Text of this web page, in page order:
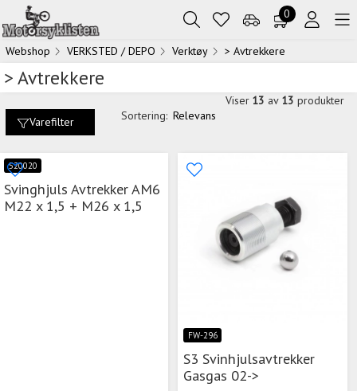
0
Webshop VERKSTED / DEPO Verktøy > Avtrekkere
> Avtrekkere
Varefilter Sortering: Relevans
Viser 13 av 13 produkter
520020
Svinghjuls Avtrekker AM6
M22 x 1,5 + M26 x 1,5
FW-296
S3 Svinhjulsavtrekker
Gasgas 02->